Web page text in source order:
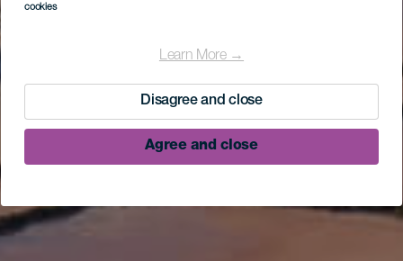
cookies
Learn More →
Disagree and close
Agree and close